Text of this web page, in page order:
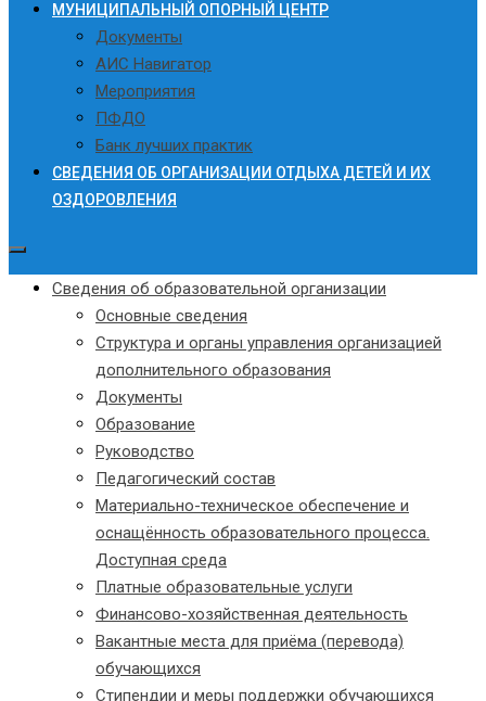
МУНИЦИПАЛЬНЫЙ ОПОРНЫЙ ЦЕНТР
Документы
АИС Навигатор
Мероприятия
ПФДО
Банк лучших практик
СВЕДЕНИЯ ОБ ОРГАНИЗАЦИИ ОТДЫХА ДЕТЕЙ И ИХ
ОЗДОРОВЛЕНИЯ
Сведения об образовательной организации
Основные сведения
Структура и органы управления организацией
дополнительного образования
Документы
Образование
Руководство
Педагогический состав
Материально-техническое обеспечение и
оснащённость образовательного процесса.
Доступная среда
Платные образовательные услуги
Финансово-хозяйственная деятельность
Вакантные места для приёма (перевода)
обучающихся
Стипендии и меры поддержки обучающихся